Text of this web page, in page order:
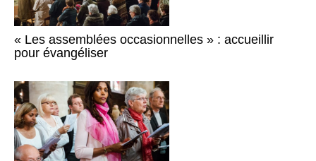
« Les assemblées occasionnelles » : accueillir
pour évangéliser